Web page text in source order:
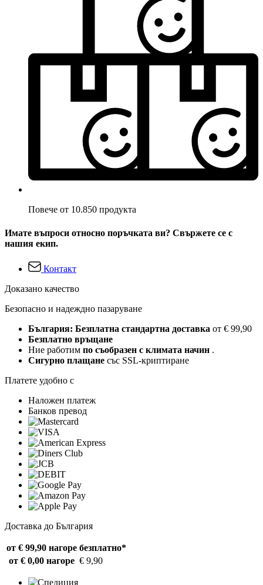
Повече от 10.850 продукта
Имате въпроси относно поръчката ви? Свържете се с
нашия екип.
Контакт
Доказано качество
Безопасно и надеждно пазаруване
България: Безплатна стандартна доставка от € 99,90
Безплатно връщане
Ние работим по съобразен с климата начин .
Сигурно плащане със SSL-криптиране
Платете удобно с
Наложен платеж
Банков превод
Доставка до България
от € 99,90 нагоре безплатно*
от € 0,00 нагоре € 9,90